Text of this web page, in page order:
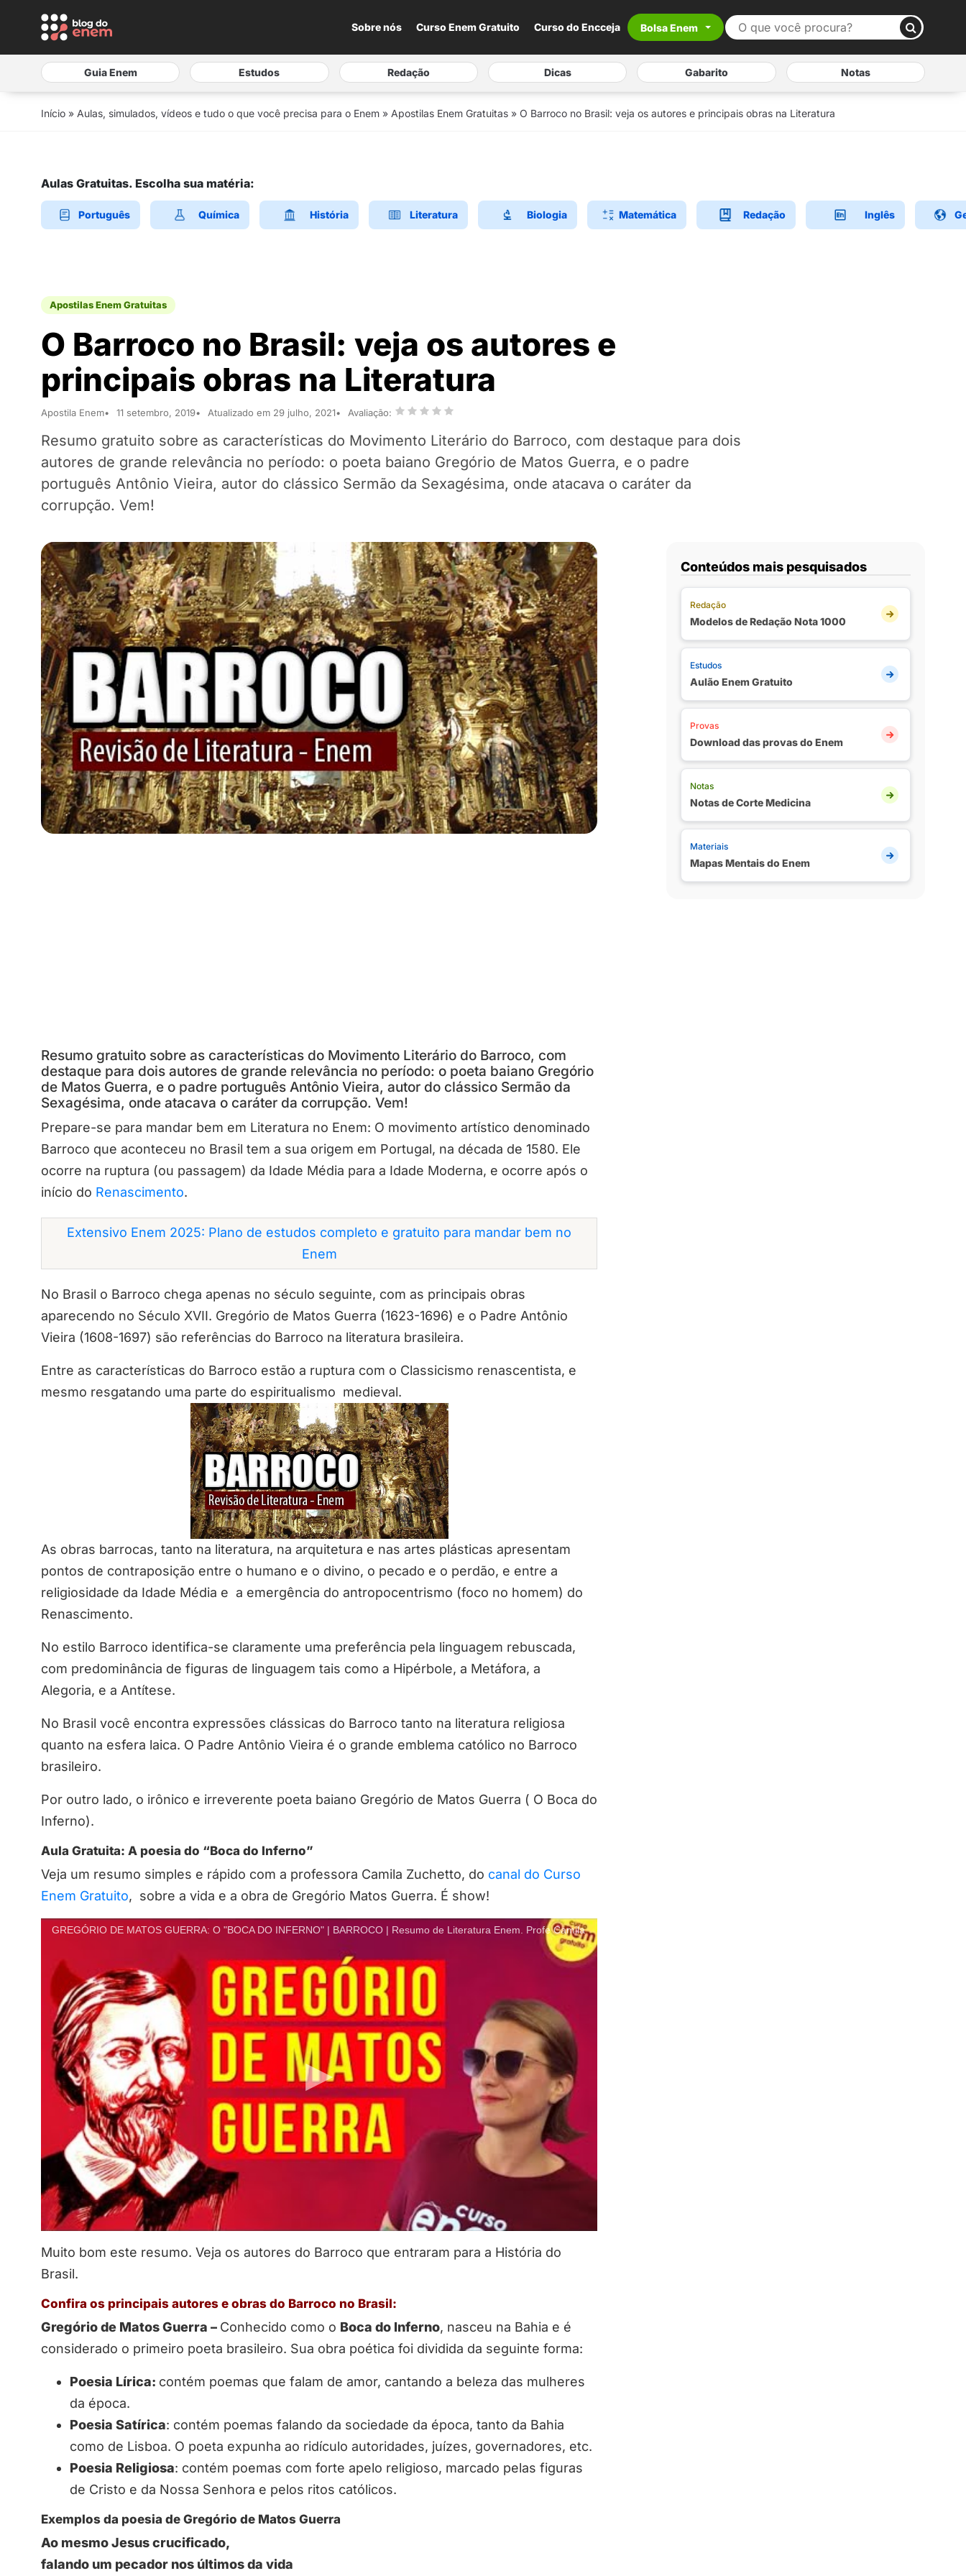
Sobre nós Curso Enem Gratuito Curso do Encceja Bolsa Enem
Guia Enem Estudos Redação Dicas Gabarito Notas
Início » Aulas, simulados, vídeos e tudo o que você precisa para o Enem » Apostilas Enem Gratuitas » O Barroco no Brasil: veja os autores e principais obras na Literatura
Aulas Gratuitas. Escolha sua matéria:
Português Química História Literatura Biologia Matemática Redação Inglês
Apostilas Enem Gratuitas
O Barroco no Brasil: veja os autores e
principais obras na Literatura
Apostila Enem 11 setembro, 2019 Atualizado em 29 julho, 2021 Avaliação:
Resumo gratuito sobre as características do Movimento Literário do Barroco, com destaque para dois
autores de grande relevância no período: o poeta baiano Gregório de Matos Guerra, e o padre
português Antônio Vieira, autor do clássico Sermão da Sexagésima, onde atacava o caráter da
corrupção. Vem!
Resumo gratuito sobre as características do Movimento Literário do Barroco, com
destaque para dois autores de grande relevância no período: o poeta baiano Gregório
de Matos Guerra, e o padre português Antônio Vieira, autor do clássico Sermão da
Sexagésima, onde atacava o caráter da corrupção. Vem!
Prepare-se para mandar bem em Literatura no Enem: O movimento artístico denominado
Barroco que aconteceu no Brasil tem a sua origem em Portugal, na década de 1580. Ele
ocorre na ruptura (ou passagem) da Idade Média para a Idade Moderna, e ocorre após o
início do Renascimento.
Extensivo Enem 2025: Plano de estudos completo e gratuito para mandar bem no
Enem
No Brasil o Barroco chega apenas no século seguinte, com as principais obras
aparecendo no Século XVII. Gregório de Matos Guerra (1623-1696) e o Padre Antônio
Vieira (1608-1697) são referências do Barroco na literatura brasileira.
Entre as características do Barroco estão a ruptura com o Classicismo renascentista, e
mesmo resgatando uma parte do espiritualismo medieval.
As obras barrocas, tanto na literatura, na arquitetura e nas artes plásticas apresentam
pontos de contraposição entre o humano e o divino, o pecado e o perdão, e entre a
religiosidade da Idade Média e a emergência do antropocentrismo (foco no homem) do
Renascimento.
No estilo Barroco identifica-se claramente uma preferência pela linguagem rebuscada,
com predominância de figuras de linguagem tais como a Hipérbole, a Metáfora, a
Alegoria, e a Antítese.
No Brasil você encontra expressões clássicas do Barroco tanto na literatura religiosa
quanto na esfera laica. O Padre Antônio Vieira é o grande emblema católico no Barroco
brasileiro.
Por outro lado, o irônico e irreverente poeta baiano Gregório de Matos Guerra ( O Boca do
Inferno).
Aula Gratuita: A poesia do “Boca do Inferno”
Veja um resumo simples e rápido com a professora Camila Zuchetto, do canal do Curso
Enem Gratuito, sobre a vida e a obra de Gregório Matos Guerra. É show!
GREGÓRIO DE MATOS GUERRA: O "BOCA DO INFERNO" | BARROCO | Resumo de Literatura Enem. Profe Camila
Muito bom este resumo. Veja os autores do Barroco que entraram para a História do
Brasil.
Confira os principais autores e obras do Barroco no Brasil:
Gregório de Matos Guerra – Conhecido como o Boca do Inferno, nasceu na Bahia e é
considerado o primeiro poeta brasileiro. Sua obra poética foi dividida da seguinte forma:
Poesia Lírica: contém poemas que falam de amor, cantando a beleza das mulheres
da época.
Poesia Satírica: contém poemas falando da sociedade da época, tanto da Bahia
como de Lisboa. O poeta expunha ao ridículo autoridades, juízes, governadores, etc.
Poesia Religiosa: contém poemas com forte apelo religioso, marcado pelas figuras
de Cristo e da Nossa Senhora e pelos ritos católicos.
Exemplos da poesia de Gregório de Matos Guerra
Ao mesmo Jesus crucificado,
falando um pecador nos últimos da vida
Conteúdos mais pesquisados
Redação
Modelos de Redação Nota 1000
Estudos
Aulão Enem Gratuito
Provas
Download das provas do Enem
Notas
Notas de Corte Medicina
Materiais
Mapas Mentais do Enem